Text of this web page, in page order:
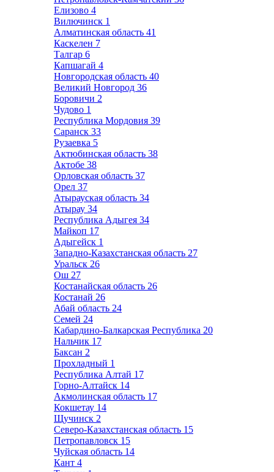
Елизово 4
Вилючинск 1
Алматинская область 41
Каскелен 7
Талгар 6
Капшагай 4
Новгородская область 40
Великий Новгород 36
Боровичи 2
Чудово 1
Республика Мордовия 39
Саранск 33
Рузаевка 5
Актюбинская область 38
Актобе 38
Орловская область 37
Орел 37
Атырауская область 34
Атырау 34
Республика Адыгея 34
Майкоп 17
Адыгейск 1
Западно-Казахстанская область 27
Уральск 26
Ош 27
Костанайская область 26
Костанай 26
Абай область 24
Семей 24
Кабардино-Балкарская Республика 20
Нальчик 17
Баксан 2
Прохладный 1
Республика Алтай 17
Горно-Алтайск 14
Акмолинская область 17
Кокшетау 14
Щучинск 2
Северо-Казахстанская область 15
Петропавловск 15
Чуйская область 14
Кант 4